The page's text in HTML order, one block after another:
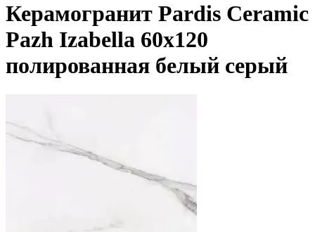
Керамогранит Pardis Ceramic
Pazh Izabella 60x120
полированная белый серый